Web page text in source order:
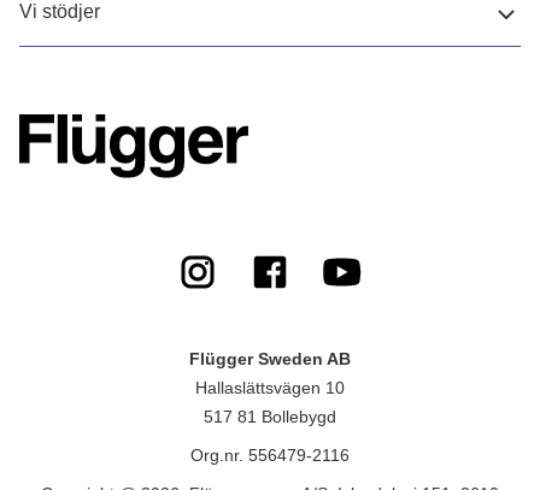
Vi stödjer
Flügger Sweden AB
Hallaslättsvägen 10
517 81 Bollebygd
Org.nr. 556479-2116